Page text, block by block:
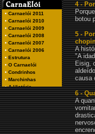
4 -
botou
5 -
A
"A
Eisig,
causa
6 -
A